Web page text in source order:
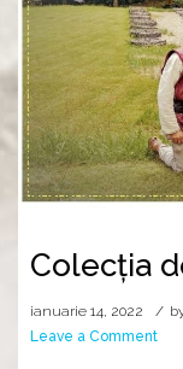
Colecția
ianuarie 14, 2022
Leave a Commenton